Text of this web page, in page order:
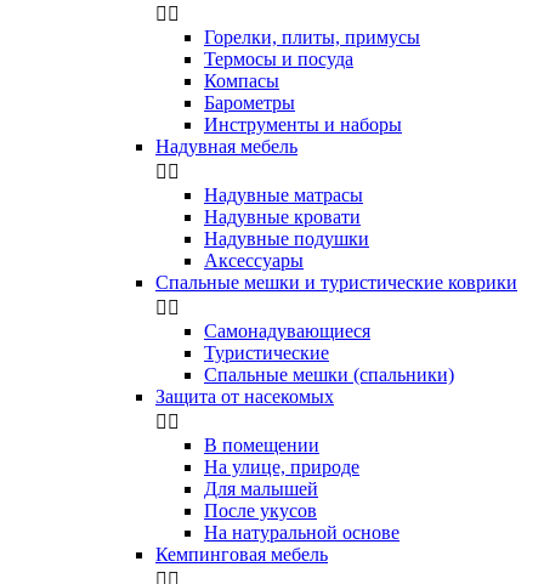
 
Горелки, плиты, примусы
Термосы и посуда
Компасы
Бapoмeтpы
Инструменты и наборы
Надувная мебель
 
Надувные матрасы
Надувные кровати
Надувные подушки
Аксессуары
Спальные мешки и туристические коврики
 
Самонадувающиеся
Туристические
Спальные мешки (спальники)
Защита от насекомых
 
В помещении
На улице, природе
Для малышей
После укусов
На натуральной основе
Кемпинговая мебель
 